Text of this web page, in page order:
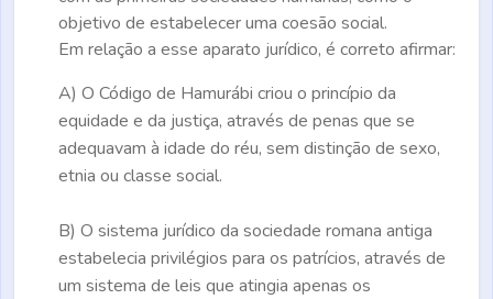
objetivo de estabelecer uma coesão social.
Em relação a esse aparato jurídico, é correto afirmar:
A) O Código de Hamurábi criou o princípio da
equidade e da justiça, através de penas que se
adequavam à idade do réu, sem distinção de sexo,
etnia ou classe social.
B) O sistema jurídico da sociedade romana antiga
estabelecia privilégios para os patrícios, através de
um sistema de leis que atingia apenas os